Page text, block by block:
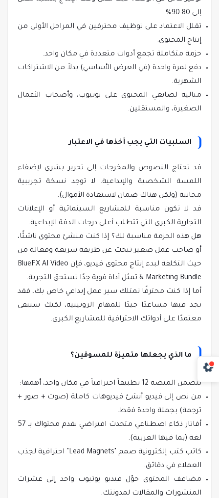
إلى 80-90%.
تقلل الاعتماد على توظيف محترفين في المراحل الأولى من
إنتاج المحتوى.
حزمة متكاملة تجمع أدوات متعددة في مكان واحد.
دفع لمرة واحدة (في العرض الأساسي) بدلاً من الاشتراكات
الشهرية.
مثالية لصانعي المحتوى على يوتيوب، وأصحاب الأعمال
الصغيرة، والمستقلين.
السلبيات التي يجب أخذها في الاعتبار
قد تحتاج النصوص والمخرجات إلى تحرير بشري لإضفاء
اللمسة الشخصية والإبداعية. لا توجد نسخة تجريبية
مجانية (ولكن هناك ضمان لاستعادة الأموال).
قد لا تكون مناسبة للمشاريع السينمائية أو الإعلانات
التجارية الكبرى التي تتطلب أعلى درجات الدقة الإبداعية.
هل هذه الحزمة مناسبة لك؟ إذا كنت منشئ محتوى ناشئًا،
أو صاحب عمل صغير تبحث عن طريقة سريعة وفعالة من
حيث التكلفة لبدء إنتاج محتوى فيديو، فإن BlueFX AI Video
& Marketing Bundle تمثل أداة قوية جدًا تستحق التجربة.
أما إذا كنت محترفًا تمتلك سير عمل إبداعي خاص بك، فقد
تجد فيها مساعدًا جيدًا للمهام الروتينية، لكنك ستبقى
معتمدًا على أدواتك الاحترافية للمشاريع الكبرى.
ما الذي يجعلها متميزة للمسوقين؟
تتضمن المنصة 12 تطبيقاً احترافياً في مكان واحد، أهمها:
من نص إلى فيديو أنشئ فيديوهات كاملة (صوت + صور +
ترجمة) بجملة واحدة فقط.
أفاتار ذكاء اصطناعي متحدث افتراضي يقدم محتواك بـ 57
لغة (بما فيها العربية).
كاتب كتب إلكترونية صمم "Lead Magnets" احترافية لجذب
العملاء في دقائق.
مضاعف المحتوى حوّل فيديو يوتيوب واحد إلى عشرات
المنشورات والمقالات لمدونتك.